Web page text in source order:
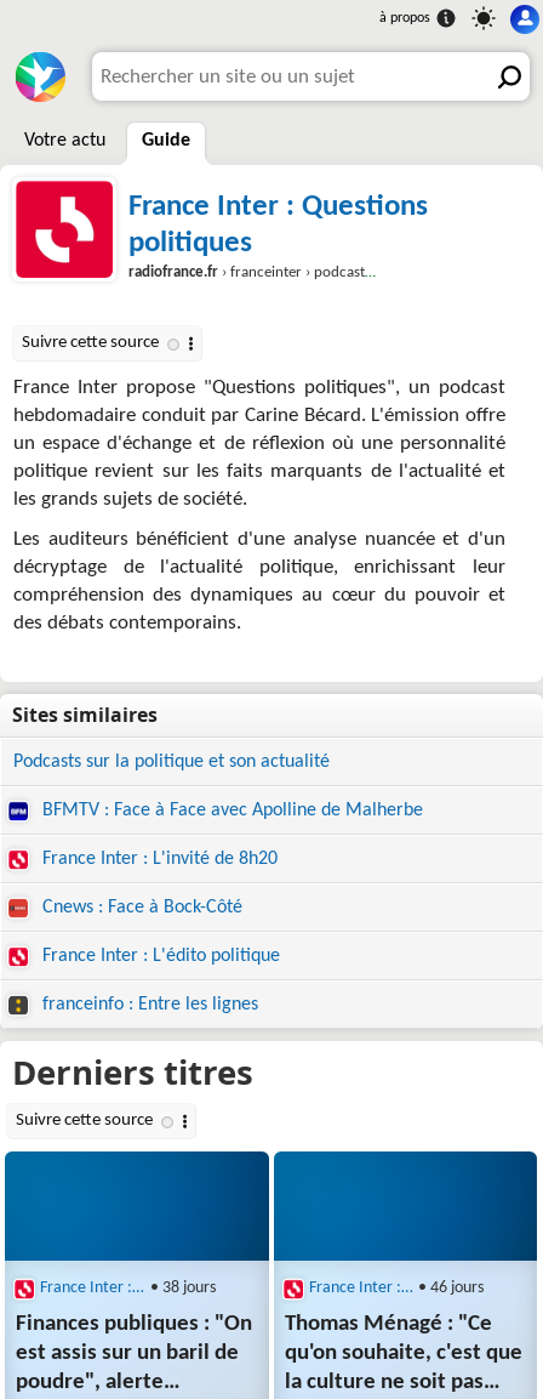
Votre actu Guide
France Inter : Questions
politiques
radiofrance.fr › franceinter › podcasts › questions-politiques
France Inter propose "Questions politiques", un podcast
hebdomadaire conduit par Carine Bécard. L'émission offre
un espace d'échange et de réflexion où une personnalité
politique revient sur les faits marquants de l'actualité et
les grands sujets de société.
Les auditeurs bénéficient d'une analyse nuancée et d'un
décryptage de l'actualité politique, enrichissant leur
compréhension des dynamiques au cœur du pouvoir et
des débats contemporains.
Podcasts sur la politique et son actualité
BFMTV : Face à Face avec Apolline de Malherbe
France Inter : L'invité de 8h20
Cnews : Face à Bock-Côté
France Inter : L'édito politique
franceinfo : Entre les lignes
France Inter : Questions politiques • 38 jours
Finances publiques : "On
est assis sur un baril de
poudre", alerte
France Inter : Questions politiques • 46 jours
Thomas Ménagé : "Ce
qu'on souhaite, c'est que
la culture ne soit pas